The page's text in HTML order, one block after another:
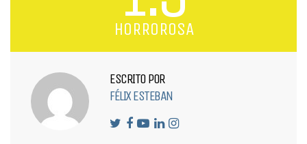
HORROROSA
ESCRITO POR
FÉLIX ESTEBAN